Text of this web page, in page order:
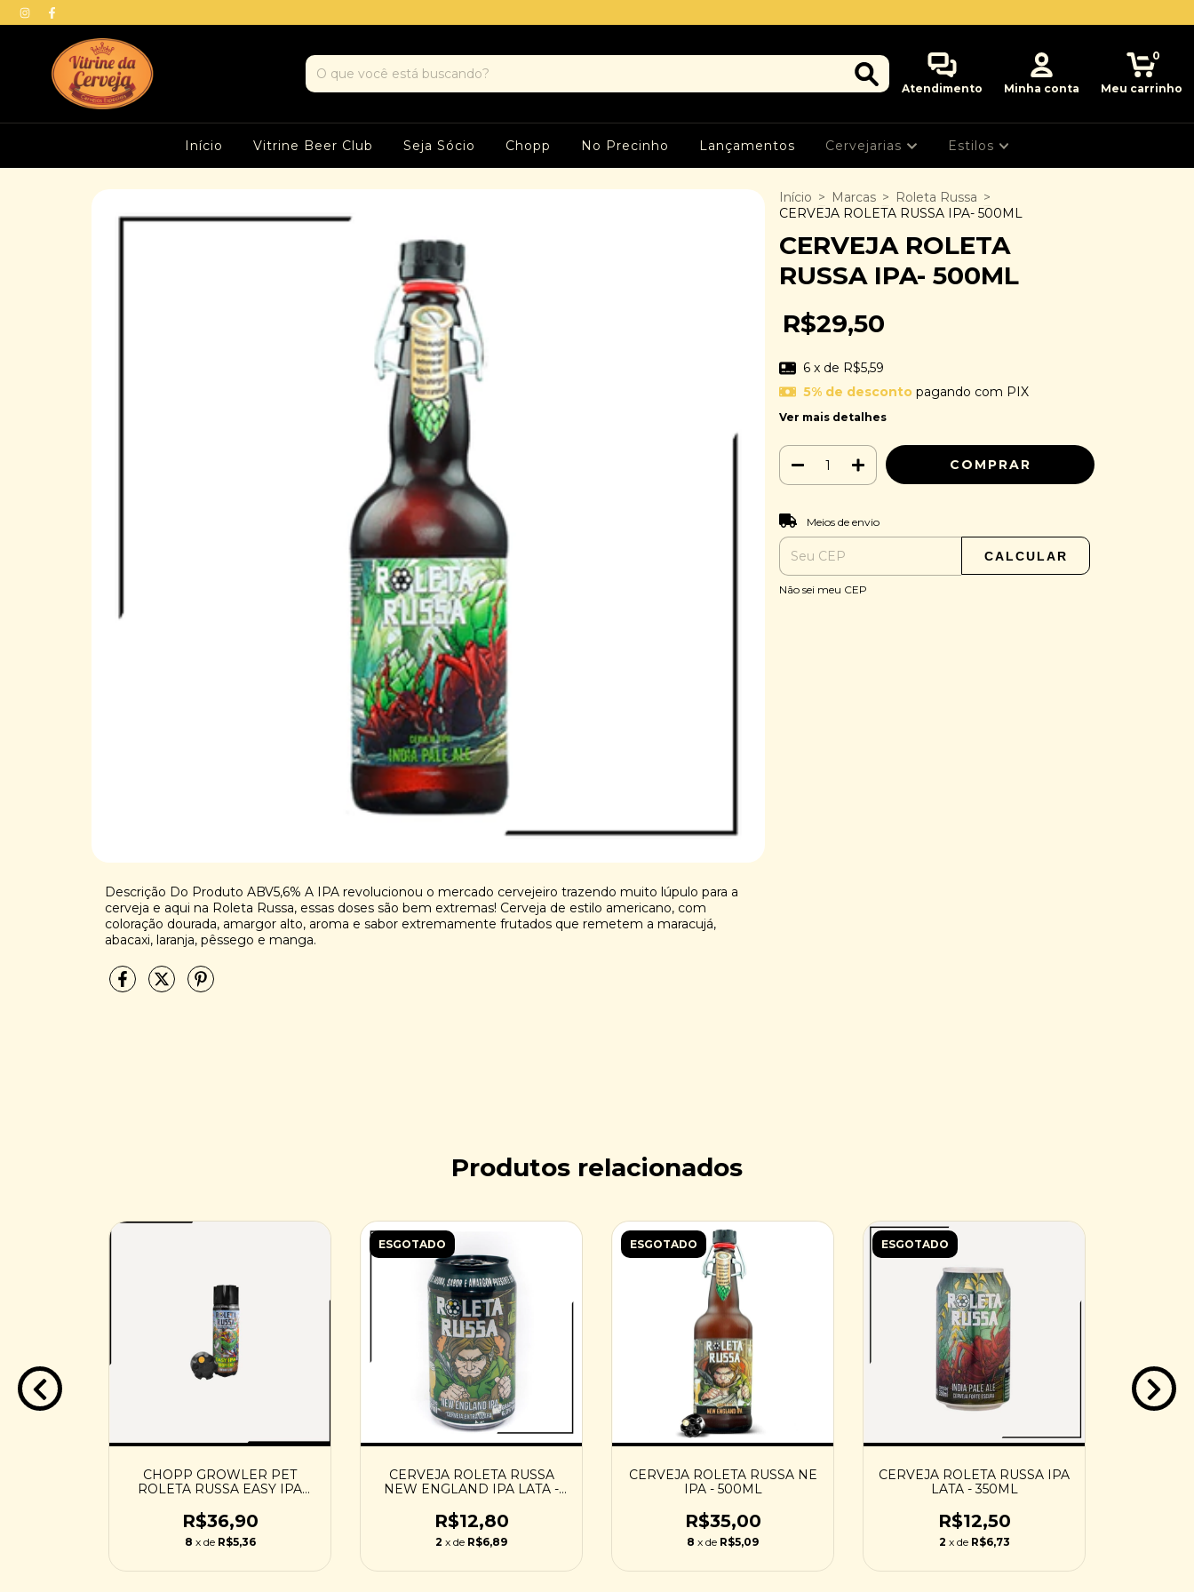
Atendimento Minha conta Meu carrinho
0
Início Vitrine Beer Club Seja Sócio Chopp No Precinho Lançamentos Cervejarias Estilos
Descrição Do Produto ABV5,6% A IPA revolucionou o mercado cervejeiro trazendo muito lúpulo para a
cerveja e aqui na Roleta Russa, essas doses são bem extremas! Cerveja de estilo americano, com
coloração dourada, amargor alto, aroma e sabor extremamente frutados que remetem a maracujá,
abacaxi, laranja, pêssego e manga.
Início > Marcas > Roleta Russa >
CERVEJA ROLETA RUSSA IPA- 500ML
CERVEJA ROLETA
RUSSA IPA- 500ML
R$29,50
6 x de R$5,59
5% de descontopagando com PIX
Ver mais detalhes
Entregas para o CEP:
Meios de envio
CALCULAR
Não sei meu CEP
Produtos relacionados
CHOPP GROWLER PET
ROLETA RUSSA EASY IPA
R$36,90
8 x de R$5,36
ESGOTADO
CERVEJA ROLETA RUSSA
NEW ENGLAND IPA LATA -
R$12,80
2 x de R$6,89
ESGOTADO
CERVEJA ROLETA RUSSA NE
IPA - 500ML
R$35,00
8 x de R$5,09
ESGOTADO
CERVEJA ROLETA RUSSA IPA
LATA - 350ML
R$12,50
2 x de R$6,73